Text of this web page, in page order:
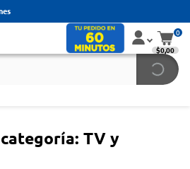
0
$0,00
TV y